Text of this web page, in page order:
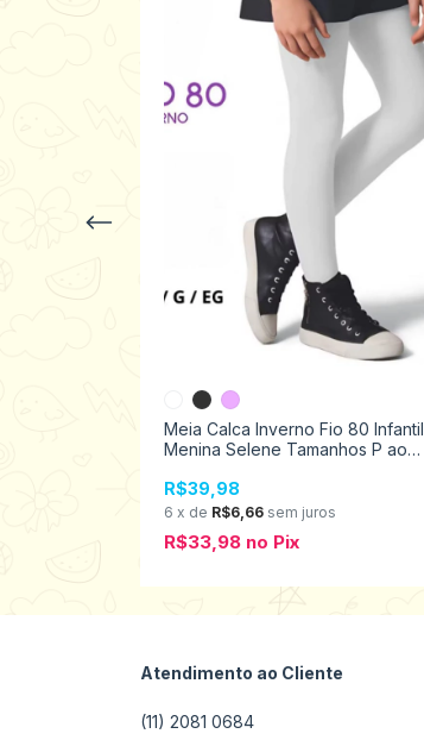
Meia Calca Inverno Fio 80 Infantil
Menina Selene Tamanhos P ao
R$39,98
6 x de R$6,66 sem juros
R$33,98 no Pix
Atendimento ao Cliente
(11) 2081 0684